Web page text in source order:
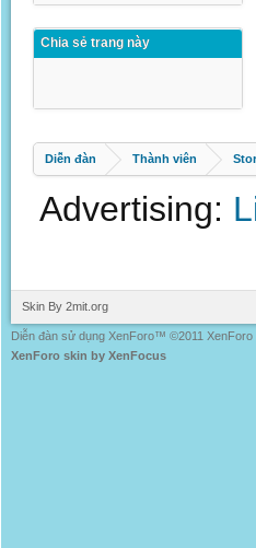
Chia sẻ trang này
Diễn đàn Thành viên
Advertising:
Skin By 2mit.org
Diễn đàn sử dụng XenForo™ ©2011 XenForo
XenForo skin by XenFocus